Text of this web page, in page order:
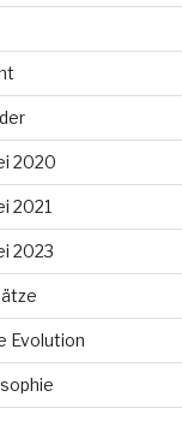
2020
2021
2023
Evolution